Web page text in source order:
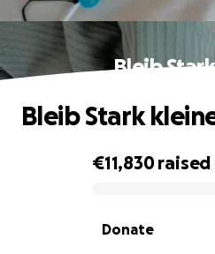
Bleib
0% complete
€11,830raised
Donate
Bleib Stark